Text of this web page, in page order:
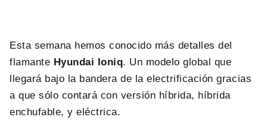
Esta semana hemos conocido más detalles del
flamante Hyundai Ioniq. Un modelo global que
llegará bajo la bandera de la electrificación gracias
a que sólo contará con versión híbrida, híbrida
enchufable, y eléctrica.